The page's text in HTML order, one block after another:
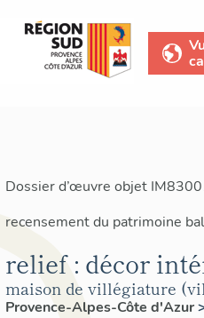
Dossier d’œuvre objet
recensement du patrimoine
relief : décor
maison de villégiature
Provence-Alpes-Côte d'Azur